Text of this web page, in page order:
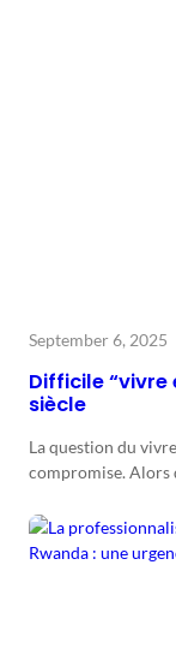
September 6, 2025
Difficile “vivre
siècle
La question du
compromise. Alors